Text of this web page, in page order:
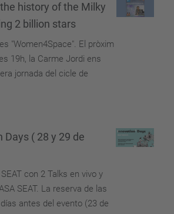
history of the Milky
2 billion stars
"Women4Space". El pròxim
19h, la Carme Jordi ens
jornada del cicle de
Days ( 28 y 29 de
con 2 Talks en vivo y
SEAT. La reserva de las
antes del evento (23 de